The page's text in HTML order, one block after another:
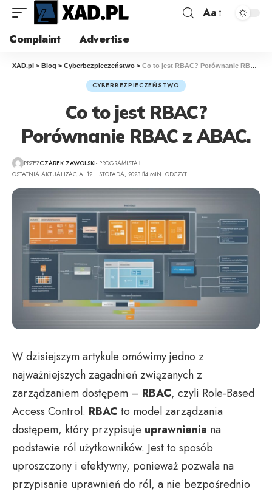
Aa
Complaint Advertise
XAD.pl > Blog > Cyberbezpieczeństwo > Co to jest RBAC? Porównanie RBAC z ABAC.
CYBERBEZPIECZEŃSTWO
Co to jest RBAC?
Porównanie RBAC z ABAC.
PRZEZCZAREK ZAWOLSKI- PROGRAMISTA
OSTATNIA AKTUALIZACJA: 12 LISTOPADA, 2023 14 MIN. ODCZYT
W dzisiejszym artykule omówimy jedno z
najważniejszych zagadnień związanych z
zarządzaniem dostępem – RBAC, czyli Role-Based
Access Control. RBAC to model zarządzania
dostępem, który przypisuje uprawnienia na
podstawie ról użytkowników. Jest to sposób
uproszczony i efektywny, ponieważ pozwala na
przypisanie uprawnień do ról, a nie bezpośrednio